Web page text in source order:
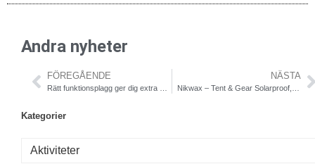
Andra nyheter
FÖREGÅENDE NÄSTA
Kategorier
Aktiviteter